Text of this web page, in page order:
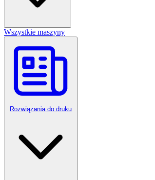
Wszystkie maszyny
Rozwiązania do druku